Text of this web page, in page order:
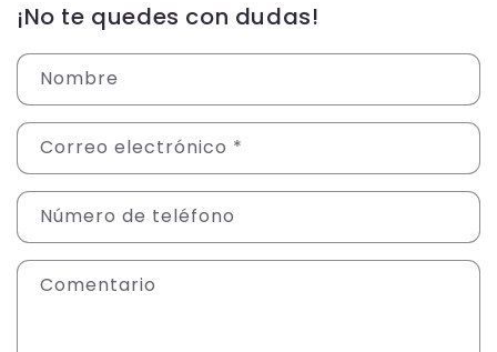
¡No te quedes con dudas!
Nombre
Correo electrónico *
Número de teléfono
Comentario